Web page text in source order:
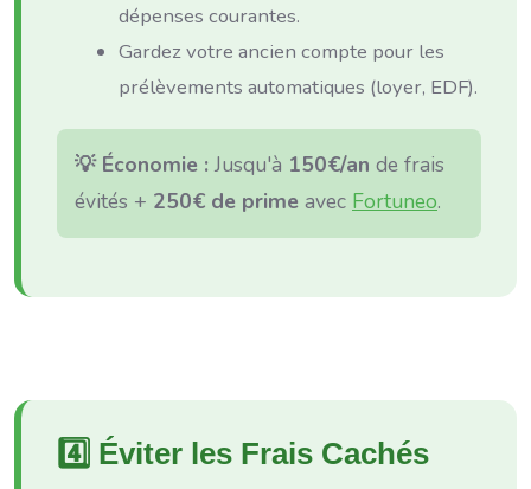
dépenses courantes.
Gardez votre ancien compte pour les
prélèvements automatiques (loyer, EDF).
💡 Économie : Jusqu'à 150€/an de frais
évités + 250€ de prime avec Fortuneo.
4️⃣ Éviter les Frais Cachés